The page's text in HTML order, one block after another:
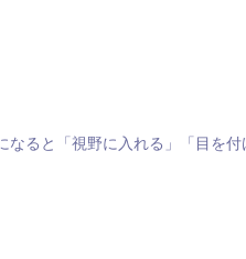
ると「視野に入れる」「目を